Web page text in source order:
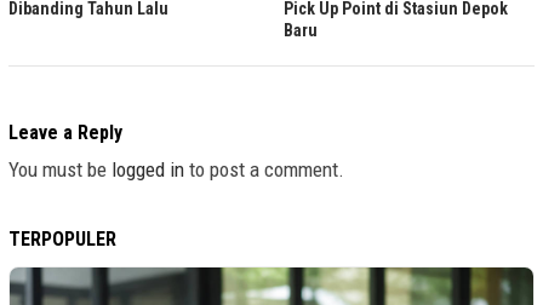
Dibanding Tahun Lalu
Pick Up Point di Stasiun Depok
Baru
Leave a Reply
You must be logged in to post a comment.
TERPOPULER